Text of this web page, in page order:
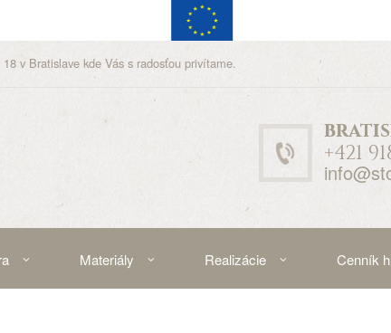
v Bratislave kde Vás s radosťou privítame.
+421
Materiály Realizácie Cenník